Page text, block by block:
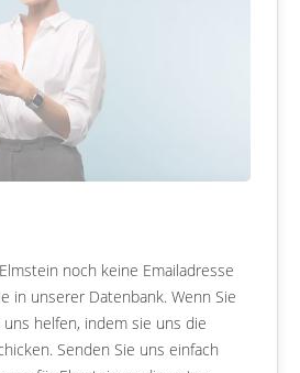
noch keine Emailadresse
in unserer Datenbank. Wenn Sie
helfen, indem sie uns die
Senden Sie uns einfach